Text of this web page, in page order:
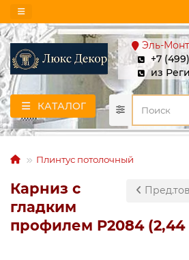
Эль-
+7
из
КАТАЛОГ
Плинтус потолочный
Карниз с
гладким
профилем P2084 (2,44